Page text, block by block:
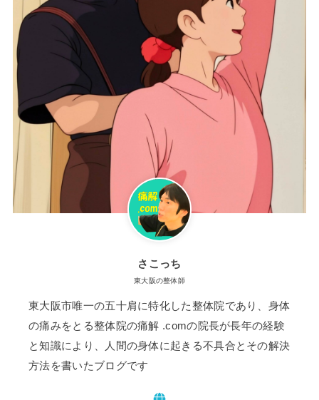
さこっち
東大阪の整体師
東大阪市唯一の五十肩に特化した整体院であり、身体
の痛みをとる整体院の痛解 .comの院長が長年の経験
と知識により、人間の身体に起きる不具合とその解決
方法を書いたブログです